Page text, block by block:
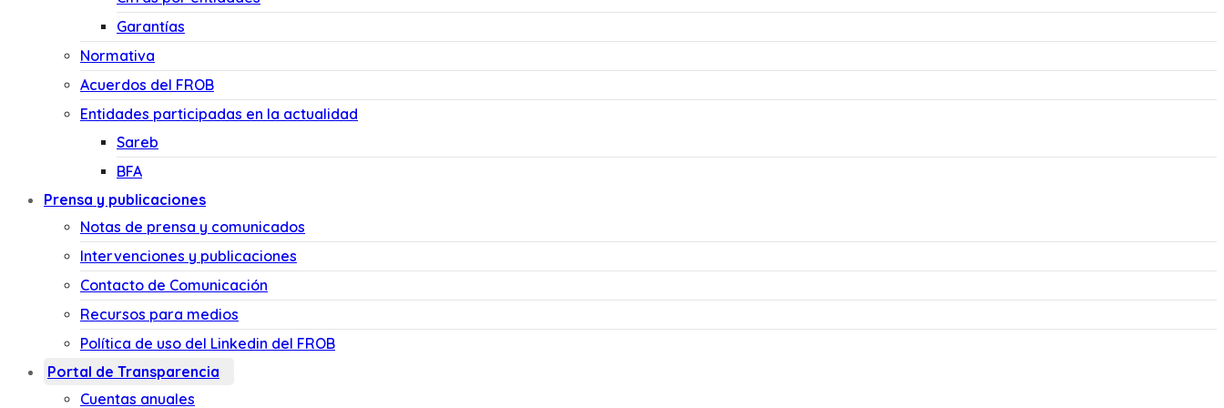
Garantías
Normativa
Acuerdos del FROB
Entidades participadas en la actualidad
Sareb
BFA
Prensa y publicaciones
Notas de prensa y comunicados
Intervenciones y publicaciones
Contacto de Comunicación
Recursos para medios
Política de uso del Linkedin del FROB
Portal de Transparencia
Cuentas anuales